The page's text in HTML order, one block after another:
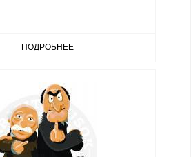
ПОДРОБНЕЕ